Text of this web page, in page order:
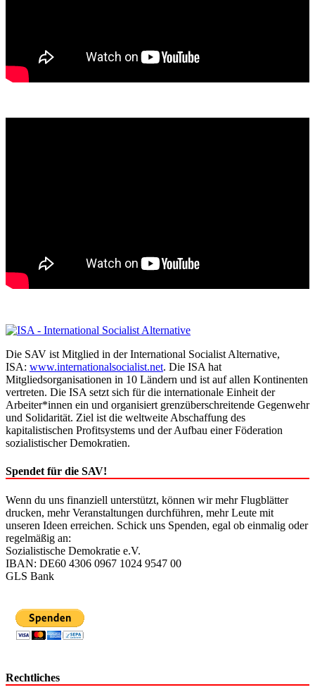
Die SAV ist Mitglied in der International Socialist Alternative,
ISA: www.internationalsocialist.net. Die ISA hat
Mitgliedsorganisationen in 10 Ländern und ist auf allen Kontinenten
vertreten. Die ISA setzt sich für die internationale Einheit der
Arbeiter*innen ein und organisiert grenzüberschreitende Gegenwehr
und Solidarität. Ziel ist die weltweite Abschaffung des
kapitalistischen Profitsystems und der Aufbau einer Föderation
sozialistischer Demokratien.
Spendet für die SAV!
Wenn du uns finanziell unterstützt, können wir mehr Flugblätter
drucken, mehr Veranstaltungen durchführen, mehr Leute mit
unseren Ideen erreichen. Schick uns Spenden, egal ob einmalig oder
regelmäßig an:
Sozialistische Demokratie e.V.
IBAN: DE60 4306 0967 1024 9547 00
GLS Bank
Rechtliches